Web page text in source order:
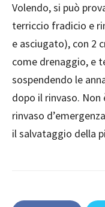
Volendo, si può
terriccio fradicio e
e asciugato), con 2
come drenaggio, e
sospendendo le
dopo il rinvaso.
rinvaso
il salvataggio della